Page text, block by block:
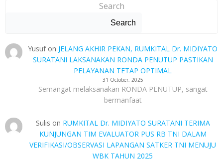
Search
Search
Yusufon JELANG AKHIR PEKAN, RUMKITAL Dr. MIDIYATO
SURATANI LAKSANAKAN RONDA PENUTUP PASTIKAN
PELAYANAN TETAP OPTIMAL
31 October, 2025
Semangat melaksanakan RONDA PENUTUP, sangat
bermanfaat
Sulis on RUMKITAL Dr. MIDIYATO SURATANI TERIMA
KUNJUNGAN TIM EVALUATOR PUS RB TNI DALAM
VERIFIKASI/OBSERVASI LAPANGAN SATKER TNI MENUJU
WBK TAHUN 2025